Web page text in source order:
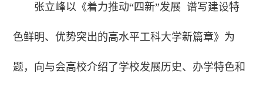
张立峰以《着力推动“四新”发展 谱写建设特
色鲜明、优势突出的高水平工科大学新篇章》为
题，向与会高校介绍了学校发展历史、办学特色和